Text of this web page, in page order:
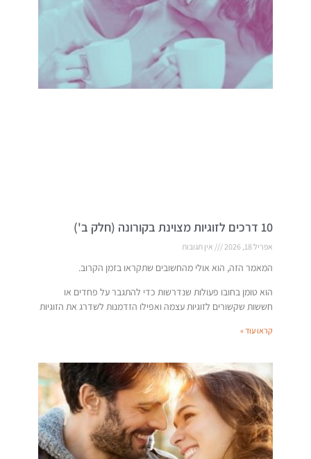
10 דרכים לזוגיות מצוינת בקורונה (חלק ב')
אפריל 18, 2026 אין תגובות
המאמר הזה, הוא אולי מהחשובים שתקראו בזמן הקרוב.
הוא טומן בחובו פעולות שנדרשות כדי להתגבר על פחדים או
חששות שקשורים לזוגיות עצמה ואפילו הזדמנות לשדרג את הזוגיות
קראו עוד »